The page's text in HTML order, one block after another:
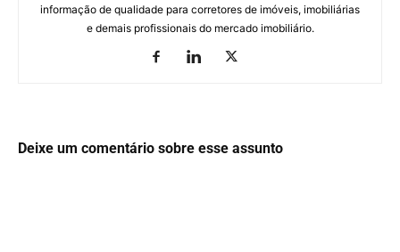
informação de qualidade para corretores de imóveis, imobiliárias
e demais profissionais do mercado imobiliário.
Deixe um comentário sobre esse assunto